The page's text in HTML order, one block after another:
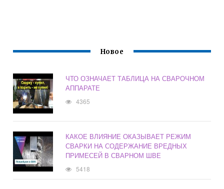
Новое
ЧТО ОЗНАЧАЕТ ТАБЛИЦА НА СВАРОЧНОМ
АППАРАТЕ
4365
КАКОЕ ВЛИЯНИЕ ОКАЗЫВАЕТ РЕЖИМ
СВАРКИ НА СОДЕРЖАНИЕ ВРЕДНЫХ
ПРИМЕСЕЙ В СВАРНОМ ШВЕ
5418